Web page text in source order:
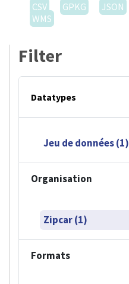
CSV
GPKG JSON
WMS
Filter
Datatypes
Jeu de données (1)
Organisation
Zipcar (1)
Formats